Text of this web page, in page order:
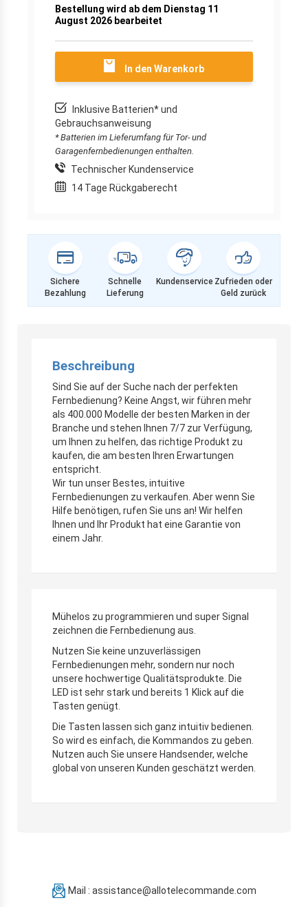
Bestellung wird ab dem Dienstag 11
August 2026 bearbeitet
In den Warenkorb
Inklusive Batterien* und
Gebrauchsanweisung
* Batterien im Lieferumfang für Tor- und
Garagenfernbedienungen enthalten.
Technischer Kundenservice
14 Tage Rückgaberecht
Sichere
Bezahlung
Schnelle
Lieferung
Kundenservice Zufrieden oder
Geld zurück
Beschreibung
Sind Sie auf der Suche nach der perfekten
Fernbedienung? Keine Angst, wir führen mehr
als 400.000 Modelle der besten Marken in der
Branche und stehen Ihnen 7/7 zur Verfügung,
um Ihnen zu helfen, das richtige Produkt zu
kaufen, die am besten Ihren Erwartungen
entspricht.
Wir tun unser Bestes, intuitive
Fernbedienungen zu verkaufen. Aber wenn Sie
Hilfe benötigen, rufen Sie uns an! Wir helfen
Ihnen und Ihr Produkt hat eine Garantie von
einem Jahr.
Mühelos zu programmieren und super Signal
zeichnen die Fernbedienung aus.
Nutzen Sie keine unzuverlässigen
Fernbedienungen mehr, sondern nur noch
unsere hochwertige Qualitätsprodukte. Die
LED ist sehr stark und bereits 1 Klick auf die
Tasten genügt.
Die Tasten lassen sich ganz intuitiv bedienen.
So wird es einfach, die Kommandos zu geben.
Nutzen auch Sie unsere Handsender, welche
global von unseren Kunden geschätzt werden.
Mail : assistance@allotelecommande.com